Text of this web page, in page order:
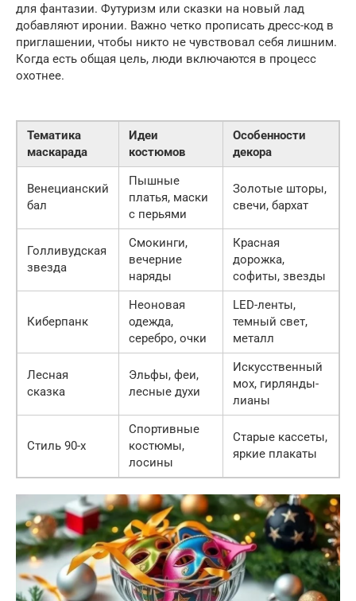
для фантазии. Футуризм или сказки на новый лад
добавляют иронии. Важно четко прописать дресс-код в
приглашении, чтобы никто не чувствовал себя лишним.
Когда есть общая цель, люди включаются в процесс
охотнее.
Тематика
маскарада
Идеи
костюмов
Особенности
декора
Венецианский
бал
Пышные
платья, маски
с перьями
Золотые шторы,
свечи, бархат
Голливудская
звезда
Смокинги,
вечерние
наряды
Красная
дорожка,
софиты, звезды
Киберпанк
Неоновая
одежда,
серебро, очки
LED-ленты,
темный свет,
металл
Лесная
сказка
Эльфы, феи,
лесные духи
Искусственный
мох, гирлянды-
лианы
Стиль 90-х
Спортивные
костюмы,
лосины
Старые кассеты,
яркие плакаты